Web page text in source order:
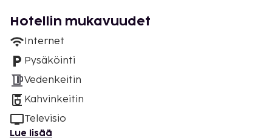
Hotellin mukavuudet
Internet
Pysäköinti
Vedenkeitin
Kahvinkeitin
Televisio
Lue lisää